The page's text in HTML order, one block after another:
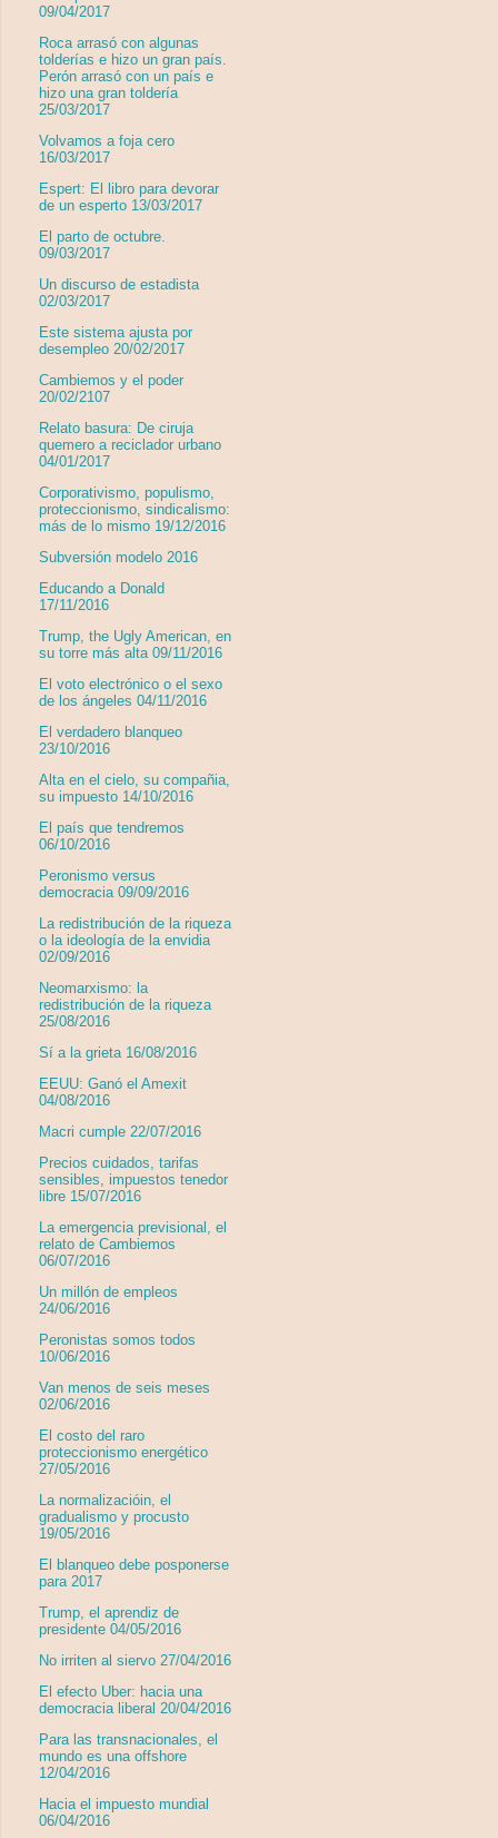
09/04/2017
Roca arrasó con algunas
tolderías e hizo un gran país.
Perón arrasó con un país e
hizo una gran toldería
25/03/2017
Volvamos a foja cero
16/03/2017
Espert: El libro para devorar
de un esperto 13/03/2017
El parto de octubre.
09/03/2017
Un discurso de estadista
02/03/2017
Este sistema ajusta por
desempleo 20/02/2017
Cambiemos y el poder
20/02/2107
Relato basura: De ciruja
quemero a reciclador urbano
04/01/2017
Corporativismo, populismo,
proteccionismo, sindicalismo:
más de lo mismo 19/12/2016
Subversión modelo 2016
Educando a Donald
17/11/2016
Trump, the Ugly American, en
su torre más alta 09/11/2016
El voto electrónico o el sexo
de los ángeles 04/11/2016
El verdadero blanqueo
23/10/2016
Alta en el cielo, su compañia,
su impuesto 14/10/2016
El país que tendremos
06/10/2016
Peronismo versus
democracia 09/09/2016
La redistribución de la riqueza
o la ideología de la envidia
02/09/2016
Neomarxismo: la
redistribución de la riqueza
25/08/2016
Sí a la grieta 16/08/2016
EEUU: Ganó el Amexit
04/08/2016
Macri cumple 22/07/2016
Precios cuidados, tarifas
sensibles, impuestos tenedor
libre 15/07/2016
La emergencia previsional, el
relato de Cambiemos
06/07/2016
Un millón de empleos
24/06/2016
Peronistas somos todos
10/06/2016
Van menos de seis meses
02/06/2016
El costo del raro
proteccionismo energético
27/05/2016
La normalizacióin, el
gradualismo y procusto
19/05/2016
El blanqueo debe posponerse
para 2017
Trump, el aprendiz de
presidente 04/05/2016
No irriten al siervo 27/04/2016
El efecto Uber: hacia una
democracia liberal 20/04/2016
Para las transnacionales, el
mundo es una offshore
12/04/2016
Hacia el impuesto mundial
06/04/2016